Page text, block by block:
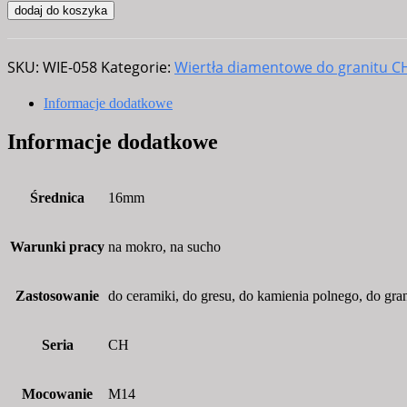
Wiertła
do
granitu,
kamienia,
gresu
dodaj do koszyka
SKU: WIE-058 Kategorie: Wiertła diamentowe do granitu
Informacje dodatkowe
Informacje dodatkowe
Średnica 16mm
Warunki pracy na mokro, na sucho
Zastosowanie do ceramiki, do gresu, do kamienia polnego, do
Seria CH
Mocowanie M14